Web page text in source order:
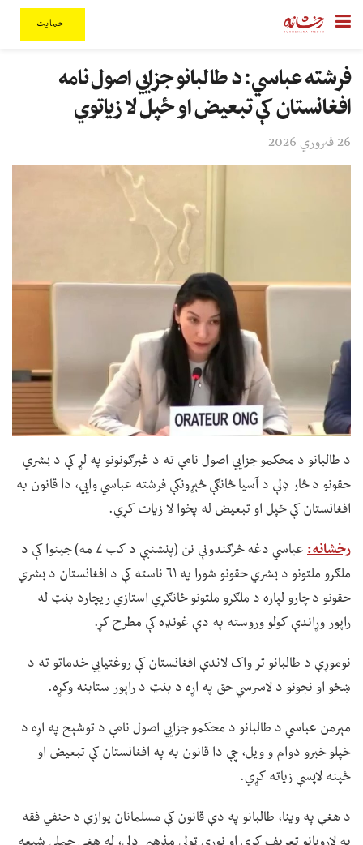
حمایت
فرشته عباسي: د طالبانو جزايي اصول نامه
افغانستان کې تبعیض او ځپل لا زیاتوي
26 فبروري 2026
د طالبانو د محکمو جزايي اصول نامې ته د غبرګونونو په لړ کې د بشري
حقونو د څار ډلې د آسیا څانګې څېړونکې فرشته عباسي وايي، دا قانون به
افغانستان کې ځپل او تبعیض له پخوا لا زیات کړي.
رخشانه:
عباسي دغه څرګندونې نن (پنشنبې د کب ۷ مه) جینوا کې د
ملګرو ملتونو د بشري حقونو شورا په ۶۱ ناسته کې د افغانستان د بشري
حقونو د چارو لپاره د ملګرو ملتونو ځانګړي استازي ریچارد بنټ له
راپور وړاندې کولو وروسته په دې غونډه کې مطرح کړ.
نوموړې د طالبانو تر واک لاندې افغانستان کې روغتیايي خدماتو ته د
ښځو او نجونو د لاسرسي حق په اړه د بنټ د راپور ستاینه وکړه.
مېرمن عباسي د طالبانو د محکمو جزايي اصول نامې د توشېح په اړه د
خپلو خبرو دوام و ویل، چې دا قانون به په افغانستان کې تبعیض او
ځپنه لاپسې زیاته کړي.
د هغې په وینا، طالبانو په دې قانون کې مسلمانان یوازې د حنفي فقه